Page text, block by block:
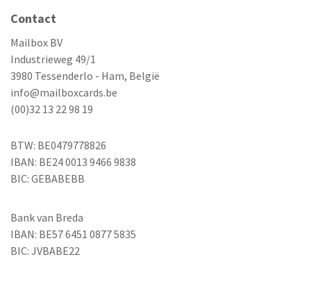
Contact
Mailbox BV
Industrieweg 49/1
3980 Tessenderlo - Ham, België
info@mailboxcards.be
(00)32 13 22 98 19
BTW: BE0479778826
IBAN: BE24 0013 9466 9838
BIC: GEBABEBB
Bank van Breda
IBAN: BE57 6451 0877 5835
BIC: JVBABE22